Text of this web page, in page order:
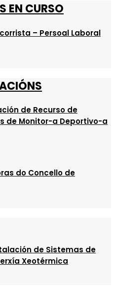
EN CURSO
– Persoal Laboral
de Recurso de
de Monitor-a Deportivo-a
do Concello de
de Sistemas de
Xeotérmica